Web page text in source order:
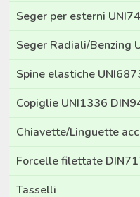
Seger per esterni
Seger Radiali/Benzing
Spine elastiche
Copiglie UNI1336
Chiavette/Linguette
Forcelle filettate
Tasselli